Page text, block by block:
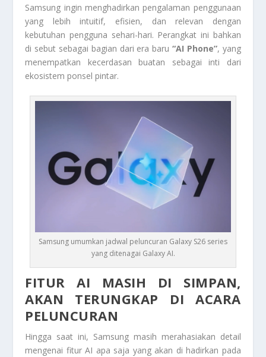
Samsung ingin menghadirkan pengalaman penggunaan
yang lebih intuitif, efisien, dan relevan dengan
kebutuhan pengguna sehari-hari. Perangkat ini bahkan
di sebut sebagai bagian dari era baru “AI Phone”, yang
menempatkan kecerdasan buatan sebagai inti dari
ekosistem ponsel pintar.
Samsung umumkan jadwal peluncuran Galaxy S26 series
yang ditenagai Galaxy AI.
FITUR AI MASIH DI SIMPAN,
AKAN TERUNGKAP DI ACARA
PELUNCURAN
Hingga saat ini, Samsung masih merahasiakan detail
mengenai fitur AI apa saja yang akan di hadirkan pada